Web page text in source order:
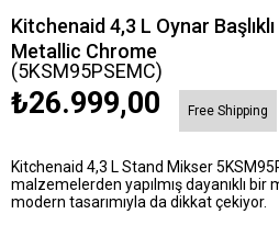
Kitchenaid 4,3 L Oynar
Metallic Chrome
(5KSM95PSEMC)
₺26.999,00 Free Shipping
Kitchenaid 4,3 L Stand Mikser
malzemelerden yapılmış dayanıklı bir
modern tasarımıyla da dikkat çekiyor.